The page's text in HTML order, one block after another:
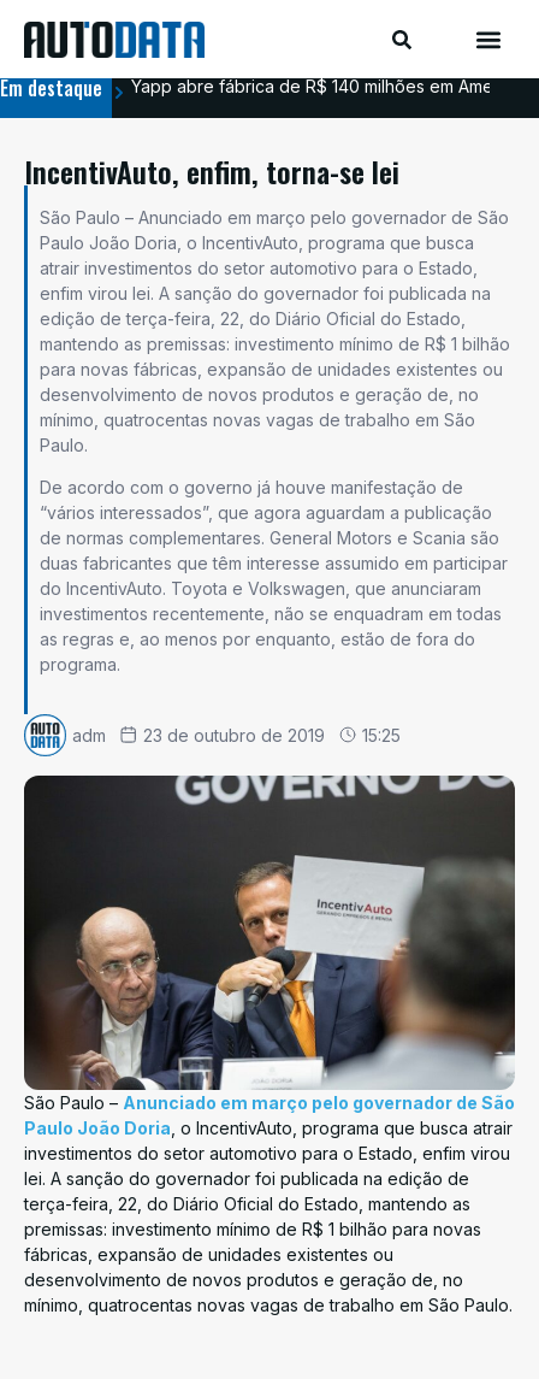
Em destaque Yapp abre fábrica de R$ 140 milhões em
IncentivAuto, enfim, torna-se lei
São Paulo – Anunciado em março pelo governador de São
Paulo João Doria, o IncentivAuto, programa que busca
atrair investimentos do setor automotivo para o Estado,
enfim virou lei. A sanção do governador foi publicada na
edição de terça-feira, 22, do Diário Oficial do Estado,
mantendo as premissas: investimento mínimo de R$ 1 bilhão
para novas fábricas, expansão de unidades existentes ou
desenvolvimento de novos produtos e geração de, no
mínimo, quatrocentas novas vagas de trabalho em São
Paulo.
De acordo com o governo já houve manifestação de
“vários interessados”, que agora aguardam a publicação
de normas complementares. General Motors e Scania são
duas fabricantes que têm interesse assumido em participar
do IncentivAuto. Toyota e Volkswagen, que anunciaram
investimentos recentemente, não se enquadram em todas
as regras e, ao menos por enquanto, estão de fora do
programa.
adm 23 de outubro de 2019 15:25
São Paulo – Anunciado em março pelo governador de São
Paulo João Doria , o IncentivAuto, programa que busca atrair
investimentos do setor automotivo para o Estado, enfim virou
lei. A sanção do governador foi publicada na edição de
terça-feira, 22, do Diário Oficial do Estado, mantendo as
premissas: investimento mínimo de R$ 1 bilhão para novas
fábricas, expansão de unidades existentes ou
desenvolvimento de novos produtos e geração de, no
mínimo, quatrocentas novas vagas de trabalho em São Paulo.